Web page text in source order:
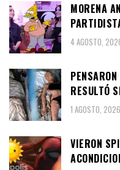
MORENA
4 AGOSTO,
RESULTÓ
1 AGOSTO, 2026
VIERON